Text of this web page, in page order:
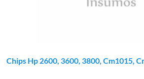
Chips Hp 2600, 3600, 3800, Cm1015,